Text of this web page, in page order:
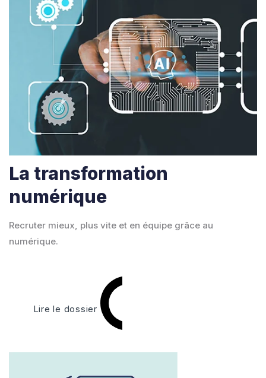
La transformation
numérique
Recruter mieux, plus vite et en équipe grâce au
numérique.
Lire le dossier